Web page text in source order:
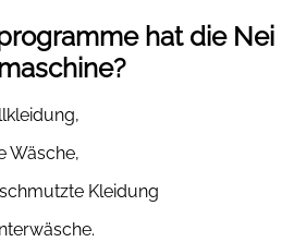
hat die Nei
Wäsche,
Kleidung